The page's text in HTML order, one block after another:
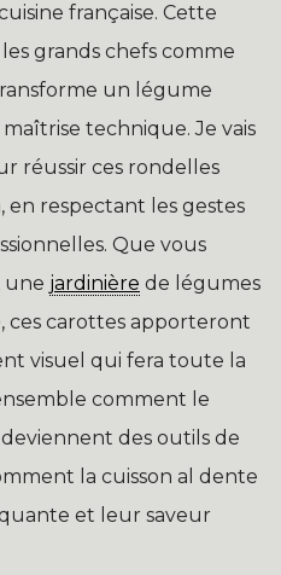
française. Cette
grands chefs comme
un légume
technique. Je vais
réussir ces rondelles
en respectant les gestes
Que vous
une jardinière de légumes
ces carottes apporteront
visuel qui fera toute la
comment le
des outils de
la cuisson al dente
et leur saveur